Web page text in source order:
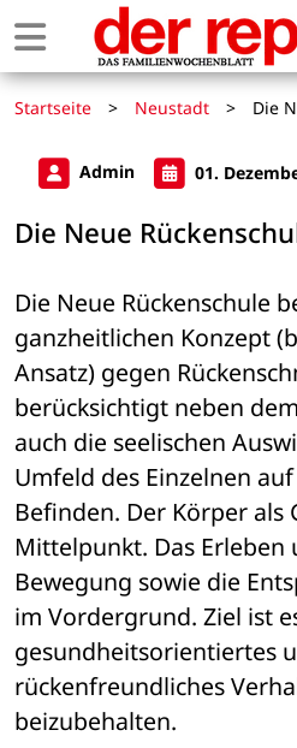
Startseite > Neustadt > Die
Admin 01.
Die Neue
Die Neue Rückenschule
ganzheitlichen Konzept
Ansatz) gegen
berücksichtigt neben
auch die seelischen
Umfeld des Einzelnen
Befinden. Der Körper als
Mittelpunkt. Das Erleben
Bewegung sowie die
im Vordergrund. Ziel ist
gesundheitsorientiertes
rückenfreundliches
beizubehalten.